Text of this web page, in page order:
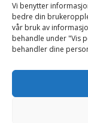
Vi benytter
bedre din
vår bruk av
behandle under "Vis
behandler dine
Archives
Følg oss